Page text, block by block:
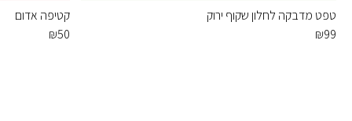
טפט מדבקה לחלון שקוף ירוק
₪99
קטיפה אדום
₪50